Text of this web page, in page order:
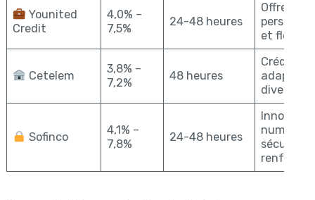
Younited
Credit
4,0% –
7,5%
24-48 heures
Offres
et
Cetelem
3,8% –
7,2%
48 heures
Crédits
adaptés
divers
Sofinco
4,1% –
7,8%
24-48 heures
sécurité
renforcée